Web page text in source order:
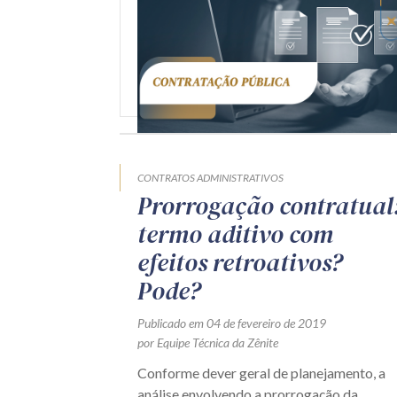
CONTRATOS ADMINISTRATIVOS
Prorrogação
termo aditivo com
efeitos retroativos?
Pode?
Publicado em 04 de fevereiro de 2019
por Equipe Técnica da Zênite
Conforme dever geral de planejamento, a